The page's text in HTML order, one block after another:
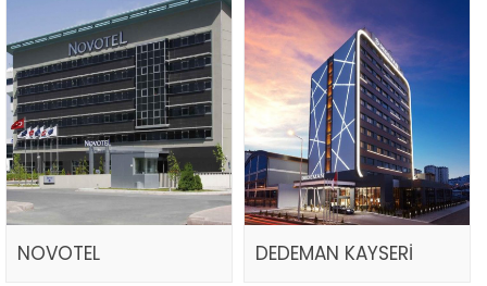
NOVOTEL DEDEMAN KAYSERİ